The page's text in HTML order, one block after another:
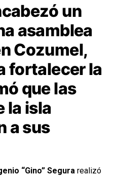
un
asamblea
Cozumel,
fortalecer la
que las
la isla
a sus
“Gino” Segura realizó